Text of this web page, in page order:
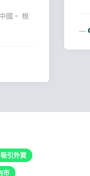
國。 根
吸引外資
市